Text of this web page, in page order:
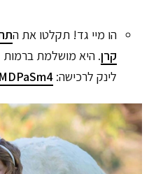
הו מיי גד! תקלטו את ה
קרן. היא מושלמת ברמות
לינק לרכישה: